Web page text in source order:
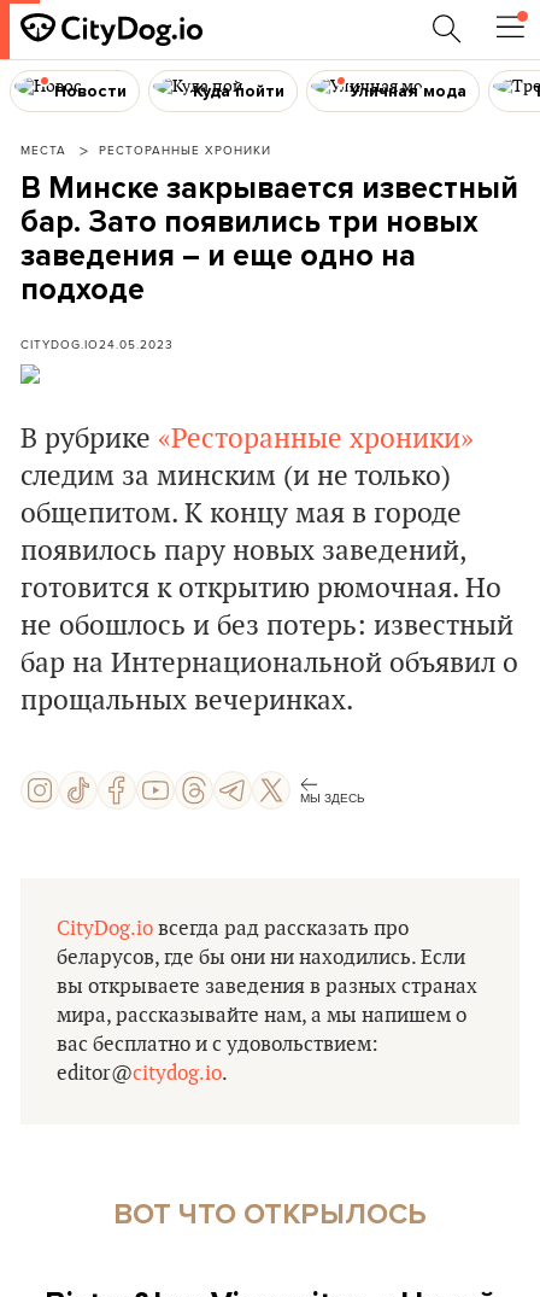
Новости Куда пойти Уличная мода
МЕСТА РЕСТОРАННЫЕ ХРОНИКИ
В Минске закрывается известный
бар. Зато появились три новых
заведения – и еще одно на
подходе
CITYDOG.IO24.05.2023
В рубрике «Ресторанные хроники»
следим за минским (и не только)
общепитом. К концу мая в городе
появилось пару новых заведений,
готовится к открытию рюмочная. Но
не обошлось и без потерь: известный
бар на Интернациональной объявил о
прощальных вечеринках.
МЫ ЗДЕСЬ
CityDog.io всегда рад рассказать про
беларусов, где бы они ни находились. Если
вы открываете заведения в разных странах
мира, рассказывайте нам, а мы напишем о
вас бесплатно и с удовольствием:
еditor@citydog.io.
ВОТ ЧТО ОТКРЫЛОСЬ